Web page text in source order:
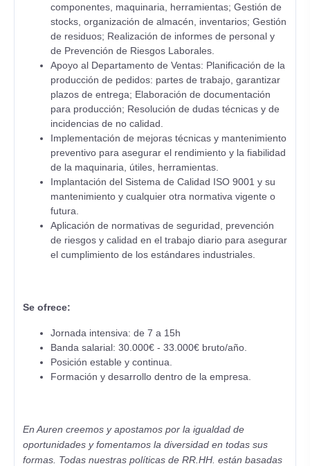
componentes, maquinaria, herramientas; Gestión de
stocks, organización de almacén, inventarios; Gestión
de residuos; Realización de informes de personal y
de Prevención de Riesgos Laborales.
Apoyo al Departamento de Ventas: Planificación de la
producción de pedidos: partes de trabajo, garantizar
plazos de entrega; Elaboración de documentación
para producción; Resolución de dudas técnicas y de
incidencias de no calidad.
Implementación de mejoras técnicas y mantenimiento
preventivo para asegurar el rendimiento y la fiabilidad
de la maquinaria, útiles, herramientas.
Implantación del Sistema de Calidad ISO 9001 y su
mantenimiento y cualquier otra normativa vigente o
futura.
Aplicación de normativas de seguridad, prevención
de riesgos y calidad en el trabajo diario para asegurar
el cumplimiento de los estándares industriales.
Se ofrece:
Jornada intensiva: de 7 a 15h
Banda salarial: 30.000€ - 33.000€ bruto/año.
Posición estable y continua.
Formación y desarrollo dentro de la empresa.
En Auren creemos y apostamos por la igualdad de
oportunidades y fomentamos la diversidad en todas sus
formas. Todas nuestras políticas de RR.HH. están basadas